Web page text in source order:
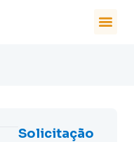
Solicitação